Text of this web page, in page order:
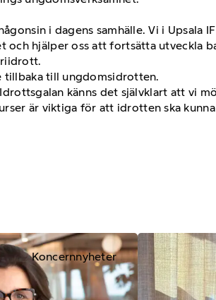
i dagens samhälle. Vi i Upsala
och hjälper oss att fortsätta utveckla
tillbaka till ungdomsidrotten.
känns det självklart att vi
är viktiga för att idrotten ska
Koncernnyheter